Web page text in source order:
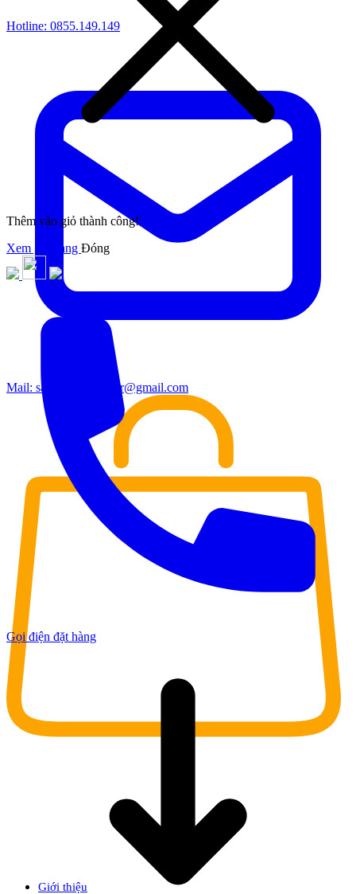
Hotline: 0855.149.149
Mail: sales.moderndoor@gmail.com
Giới thiệu
Thêm vào giỏ thành công!
Xem giỏ hàng Đóng
Gọi điện đặt hàng